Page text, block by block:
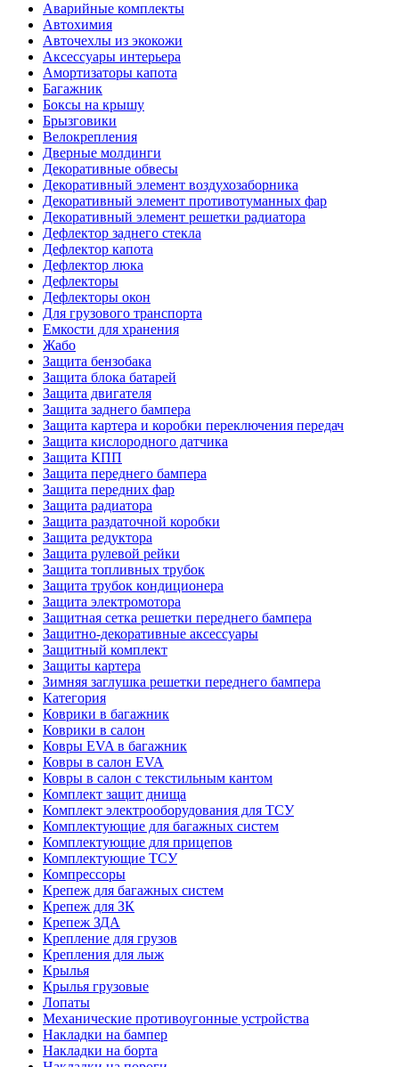
Аварийные комплекты
Автохимия
Авточехлы из экокожи
Аксессуары интерьера
Амортизаторы капота
Багажник
Боксы на крышу
Брызговики
Велокрепления
Дверные молдинги
Декоративные обвесы
Декоративный элемент воздухозаборника
Декоративный элемент противотуманных фар
Декоративный элемент решетки радиатора
Дефлектор заднего стекла
Дефлектор капота
Дефлектор люка
Дефлекторы
Дефлекторы окон
Для грузового транспорта
Емкости для хранения
Жабо
Защита бензобака
Защита блока батарей
Защита двигателя
Защита заднего бампера
Защита картера и коробки переключения передач
Защита кислородного датчика
Защита КПП
Защита переднего бампера
Защита передних фар
Защита радиатора
Защита раздаточной коробки
Защита редуктора
Защита рулевой рейки
Защита топливных трубок
Защита трубок кондиционера
Защита электромотора
Защитная сетка решетки переднего бампера
Защитно-декоративные аксессуары
Защитный комплект
Защиты картера
Зимняя заглушка решетки переднего бампера
Категория
Коврики в багажник
Коврики в салон
Ковры EVA в багажник
Ковры в салон EVA
Ковры в салон с текстильным кантом
Комплект защит днища
Комплект электрооборудования для ТСУ
Комплектующие для багажных систем
Комплектующие для прицепов
Комплектующие ТСУ
Компрессоры
Крепеж для багажных систем
Крепеж для ЗК
Крепеж ЗДА
Крепление для грузов
Крепления для лыж
Крылья
Крылья грузовые
Лопаты
Механические противоугонные устройства
Накладки на бампер
Накладки на борта